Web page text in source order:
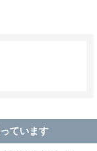
ています